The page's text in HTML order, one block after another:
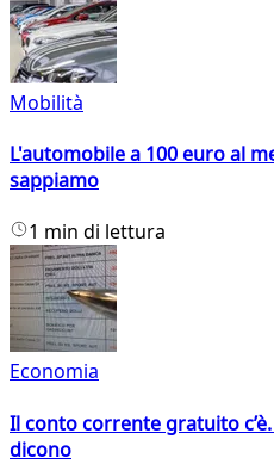
Mobilità
L'automobile a 100 euro al
sappiamo
1 min di lettura
Economia
Il conto corrente gratuito
dicono